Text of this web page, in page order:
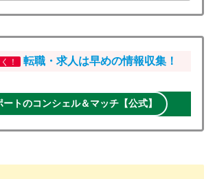
！ 転職・求人は早めの情報収集！
トのコンシェル＆マッチ【公式】